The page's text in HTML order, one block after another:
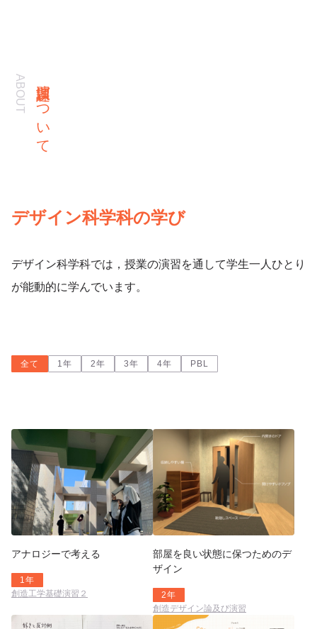
演習課題について
デザイン科学科の学び
デザイン科学科では，授業の演習を通して学生一人ひとり
が能動的に学んでいます。
全て 1年 2年 3年 4年 PBL
アナロジーで考える
1年
創造工学基礎演習２
部屋を良い状態に保つためのデ
ザイン
2年
創造デザイン論及び演習